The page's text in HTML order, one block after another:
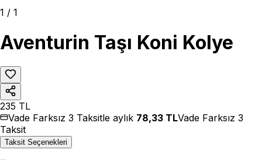
1 / 1
Aventurin Taşı Koni Kolye
235 TL
Vade Farksız 3 Taksitle aylık 78,33 TLVade Farksız 3
Taksit
Taksit Seçenekleri